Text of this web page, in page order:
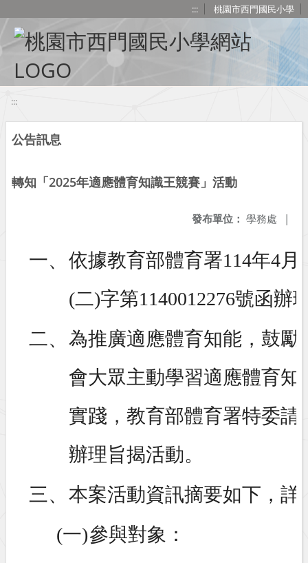
::: 桃園市西門國民小學
:::
公告訊息
轉知「2025年適應體育知識王競賽」活動
發布單位： 學務處 |
一、 依據教育部體育署114年4月
(二)字第1140012276號函辦
二、 為推廣適應體育知能，鼓勵
會大眾主動學習適應體育知
實踐，教育部體育署特委請
辦理旨揭活動。
三、 本案活動資訊摘要如下，詳
(一)參與對象：